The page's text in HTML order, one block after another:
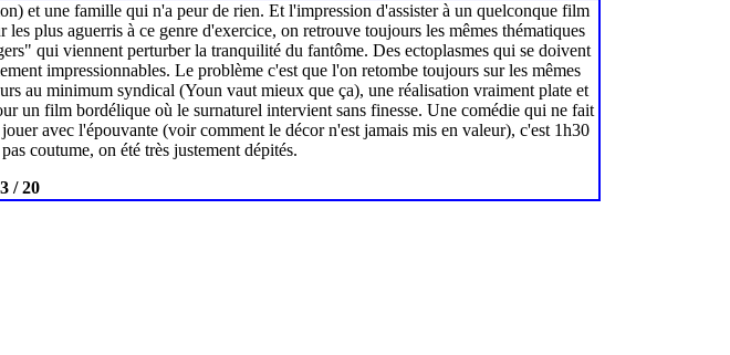
et une famille qui n'a peur de rien. Et l'impression d'assister à un quelconque film
plus aguerris à ce genre d'exercice, on retrouve toujours les mêmes thématiques
qui viennent perturber la tranquilité du fantôme. Des ectoplasmes qui se doivent
impressionnables. Le problème c'est que l'on retombe toujours sur les mêmes
au minimum syndical (Youn vaut mieux que ça), une réalisation vraiment plate et
un film bordélique où le surnaturel intervient sans finesse. Une comédie qui ne fait
avec l'épouvante (voir comment le décor n'est jamais mis en valeur), c'est 1h30
coutume, on été très justement dépités.
/ 20